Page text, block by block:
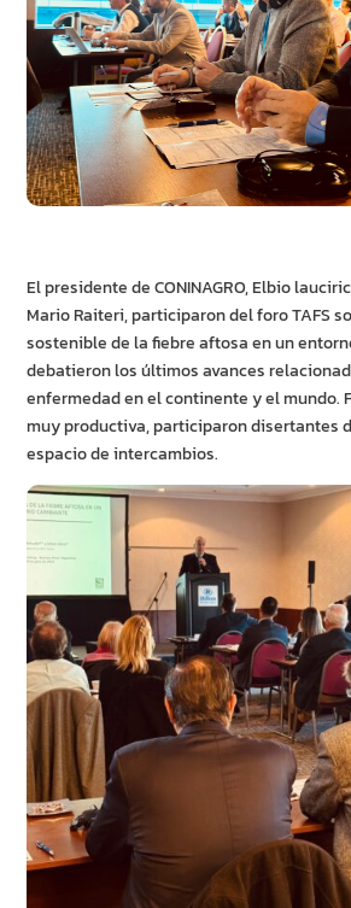
El presidente de CONINAGRO, Elbio
Mario Raiteri, participaron del foro TAFS
sostenible de la fiebre aftosa en un
debatieron los últimos avances
enfermedad en el continente y el mundo.
muy productiva, participaron disertantes
espacio de intercambios.